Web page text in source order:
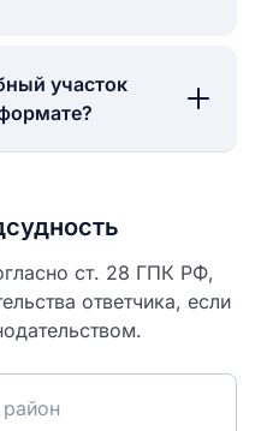
участок
ст. 28 ГПК РФ,
ответчика, если